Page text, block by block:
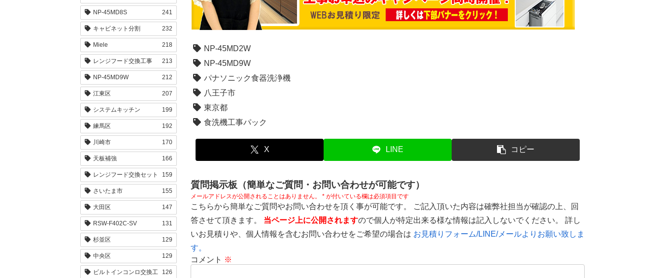
NP-45MD2W
NP-45MD9W
パナソニック食器洗浄機
八王子市
東京都
食洗機工事パック
X LINE コピー
質問掲示板（簡単なご質問・お問い合わせが可能です）
メールアドレスが公開されることはありません。 * が付いている欄は必須項目です
こちらから簡単なご質問やお問い合わせを頂く事が可能です。 ご記入頂いた内容は確弊社担当が確認の上、回
答させて頂きます。 当ページ上に公開されますので個人が特定出来る様な情報は記入しないでください。 詳し
いお見積りや、個人情報を含むお問い合わせをご希望の場合は お見積りフォーム/LINE/メールよりお願い致しま
す。
コメント ※
NP-45MD8S 241
キャビネット分割 232
Miele 218
レンジフード交換工事 213
NP-45MD9W 212
江東区 207
システムキッチン 199
練馬区 192
川崎市 170
天板補強 166
レンジフード交換セット 159
さいたま市 155
大田区 147
RSW-F402C-SV 131
杉並区 129
中央区 129
ビルトインコンロ交換工
126